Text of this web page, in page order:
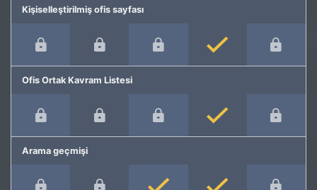
Kişiselleştirilmiş ofis sayfası
Ofis Ortak Kavram Listesi
Arama geçmişi